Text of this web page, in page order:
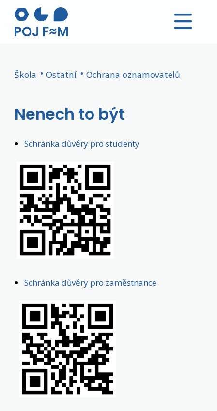
Škola Ostatní Ochrana oznamovatelů
Nenech to být
Schránka důvěry pro studenty
Schránka důvěry pro zaměstnance